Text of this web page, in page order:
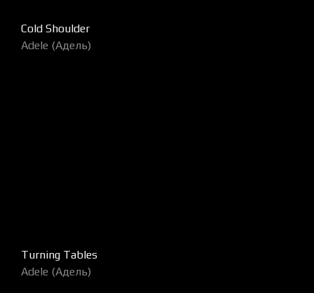
Cold Shoulder
Adele (Адель)
Turning Tables
Adele (Адель)